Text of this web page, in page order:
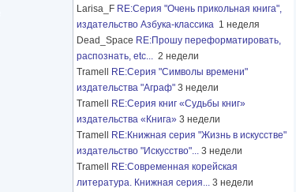
Larisa_F RE:Серия "Очень прикольная книга",
издательство Азбука-классика 1 неделя
Dead_Space RE:Прошу переформатировать,
распознать, etc... 2 недели
Tramell
RE:Серия "Символы времени"
издательства "Аграф" 3 недели
Tramell
RE:Серия книг «Судьбы книг»
издательства «Книга» 3 недели
Tramell
RE:Книжная серия "Жизнь в искусстве"
издательство "Искусство"... 3 недели
Tramell
RE:Современная корейская
литература. Книжная серия... 3 недели